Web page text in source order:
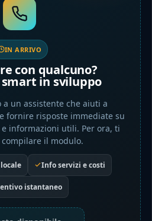
IN ARRIVO
con qualcuno?
in sviluppo
a un assistente che aiuti a
fornire risposte immediate su
informazioni utili. Per ora, ti
il modulo.
Info servizi e costi
istantaneo